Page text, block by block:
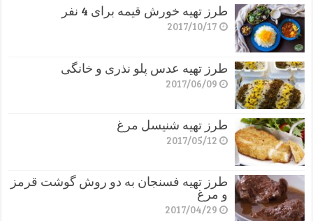
طرز تهیه خورش قیمه برای 4 نفر
2017/10/17
طرز تهیه عدس پلو نذری و خانگی
2017/06/09
طرز تهیه شنیسل مرغ
2017/05/12
طرز تهیه فسنجان به دو روش گوشت قرمز
و مرغ
2017/04/29